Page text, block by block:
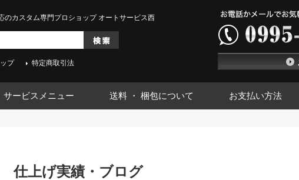
カスタム専門プロショップ オートサービス西
プ 特定商取引法
サービスメニュー 送料 ・ 梱包について お支払い方法
仕上げ実績・ブログ